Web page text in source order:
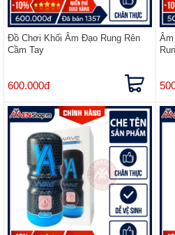
Đồ Chơi Khối Âm Đạo Rung Rên
Cầm Tay
600.000đ